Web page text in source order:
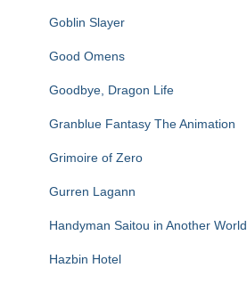
Goblin Slayer
Good Omens
Goodbye, Dragon Life
Granblue Fantasy The Animation
Grimoire of Zero
Gurren Lagann
Handyman Saitou in Another World
Hazbin Hotel